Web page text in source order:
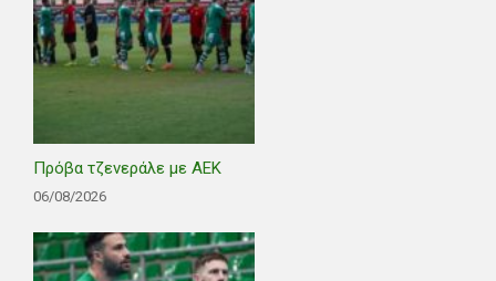
Πρόβα τζενεράλε με ΑΕΚ
06/08/2026